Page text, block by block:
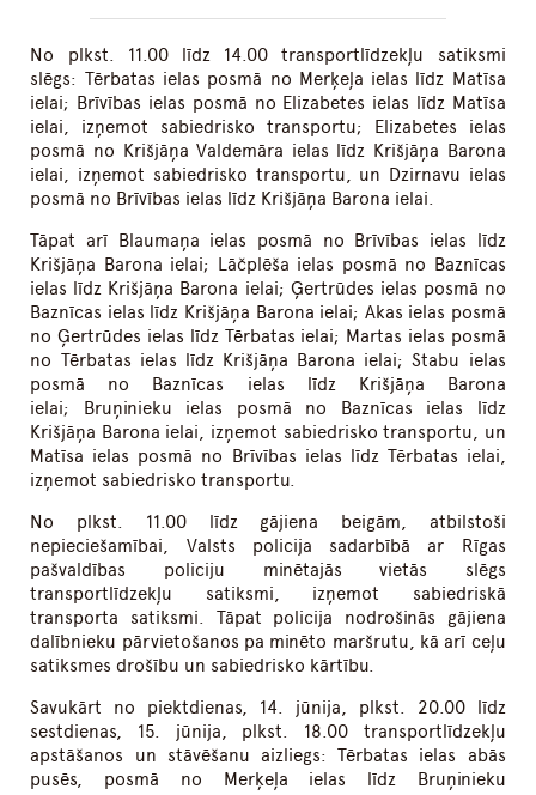
No plkst. 11.00 līdz 14.00 transportlīdzekļu satiksmi
slēgs: Tērbatas ielas posmā no Merķeļa ielas līdz Matīsa
ielai; Brīvības ielas posmā no Elizabetes ielas līdz Matīsa
ielai, izņemot sabiedrisko transportu; Elizabetes ielas
posmā no Krišjāņa Valdemāra ielas līdz Krišjāņa Barona
ielai, izņemot sabiedrisko transportu, un Dzirnavu ielas
posmā no Brīvības ielas līdz Krišjāņa Barona ielai.
Tāpat arī Blaumaņa ielas posmā no Brīvības ielas līdz
Krišjāņa Barona ielai; Lāčplēša ielas posmā no Baznīcas
ielas līdz Krišjāņa Barona ielai; Ģertrūdes ielas posmā no
Baznīcas ielas līdz Krišjāņa Barona ielai; Akas ielas posmā
no Ģertrūdes ielas līdz Tērbatas ielai; Martas ielas posmā
no Tērbatas ielas līdz Krišjāņa Barona ielai; Stabu ielas
posmā no Baznīcas ielas līdz Krišjāņa Barona
ielai; Bruņinieku ielas posmā no Baznīcas ielas līdz
Krišjāņa Barona ielai, izņemot sabiedrisko transportu, un
Matīsa ielas posmā no Brīvības ielas līdz Tērbatas ielai,
izņemot sabiedrisko transportu.
No plkst. 11.00 līdz gājiena beigām, atbilstoši
nepieciešamībai, Valsts policija sadarbībā ar Rīgas
pašvaldības policiju minētajās vietās slēgs
transportlīdzekļu satiksmi, izņemot sabiedriskā
transporta satiksmi. Tāpat policija nodrošinās gājiena
dalībnieku pārvietošanos pa minēto maršrutu, kā arī ceļu
satiksmes drošību un sabiedrisko kārtību.
Savukārt no piektdienas, 14. jūnija, plkst. 20.00 līdz
sestdienas, 15. jūnija, plkst. 18.00 transportlīdzekļu
apstāšanos un stāvēšanu aizliegs: Tērbatas ielas abās
pusēs, posmā no Merķeļa ielas līdz Bruņinieku